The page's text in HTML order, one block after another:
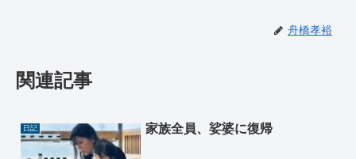
舟橋孝裕
関連記事
日記 家族全員、娑婆に復帰